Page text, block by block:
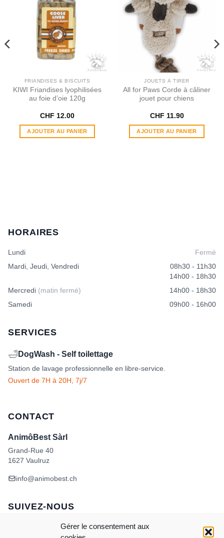
Gérer le consentement aux
FRIANDISES & BISCUITS
KIWI Friandises lyophilisées
au foie d’oie 120g
CHF 12.00
AJOUTER AU PANIER
JOUETS À TIRER
All for Paws Corde à câliner
jouet pour chiens
CHF 11.90
AJOUTER AU PANIER
HORAIRES
Lundi
Fermé
Mardi, Jeudi, Vendredi
08h30 - 11h30
14h00 - 18h30
Mercredi (matin fermé)
14h00 - 18h30
Samedi
09h00 - 16h00
SERVICES
🛁 DogWash - Self toilettage
Station de lavage professionnelle en libre-service.
Ouvert de 7H à 20H, 7j/7
CONTACT
AnimôBest Sàrl
Grand-Rue 40
1627 Vaulruz
info@animobest.ch
SUIVEZ-NOUS